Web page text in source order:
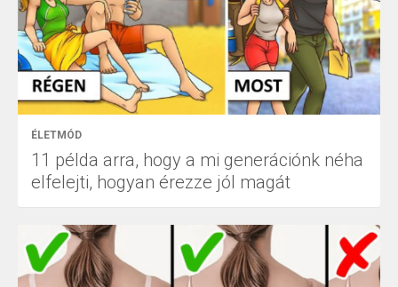
ÉLETMÓD
11 példa arra, hogy a mi generációnk néha
elfelejti, hogyan érezze jól magát